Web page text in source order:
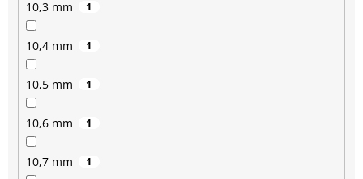
10,3 mm 1
10,4 mm 1
10,5 mm 1
10,6 mm 1
10,7 mm 1